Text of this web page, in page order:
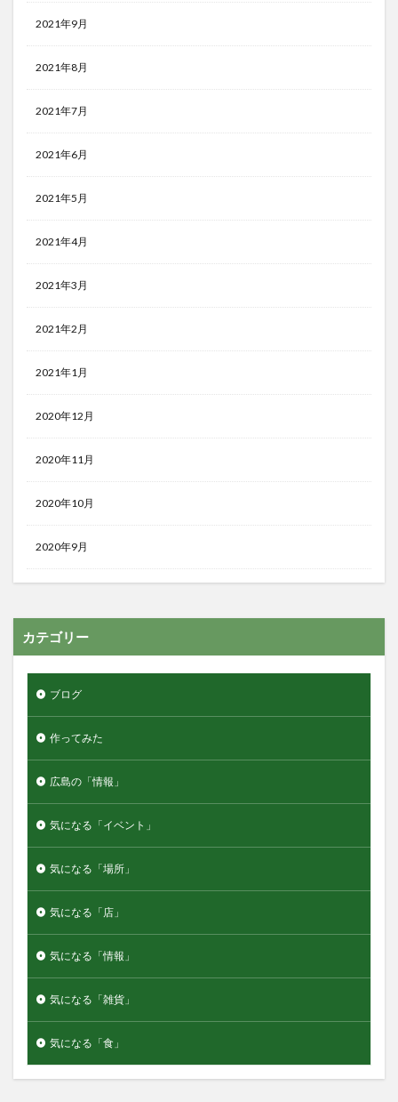
2021年9月
2021年8月
2021年7月
2021年6月
2021年5月
2021年4月
2021年3月
2021年2月
2021年1月
2020年12月
2020年11月
2020年10月
2020年9月
カテゴリー
ブログ
作ってみた
広島の「情報」
気になる「イベント」
気になる「場所」
気になる「店」
気になる「情報」
気になる「雑貨」
気になる「食」